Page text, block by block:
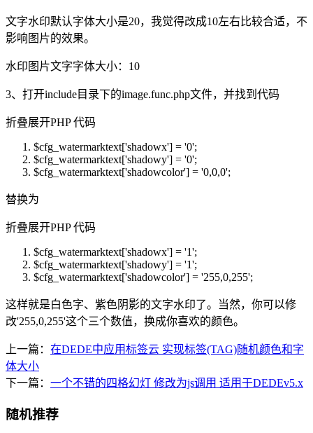
文字水印默认字体大小是20，我觉得改成10左右比较合适，不
影响图片的效果。
水印图片文字字体大小：10
3、打开include目录下的image.func.php文件，并找到代码
折叠展开PHP 代码
$cfg_watermarktext['shadowx'] = '0';
$cfg_watermarktext['shadowy'] = '0';
$cfg_watermarktext['shadowcolor'] = '0,0,0';
替换为
折叠展开PHP 代码
$cfg_watermarktext['shadowx'] = '1';
$cfg_watermarktext['shadowy'] = '1';
$cfg_watermarktext['shadowcolor'] = '255,0,255';
这样就是白色字、紫色阴影的文字水印了。当然，你可以修
改'255,0,255'这个三个数值，换成你喜欢的颜色。
上一篇： 在DEDE中应用标签云 实现标签(TAG)随机颜色和字
体大小
下一篇： 一个不错的四格幻灯 修改为js调用 适用于DEDEv5.x
随机推荐